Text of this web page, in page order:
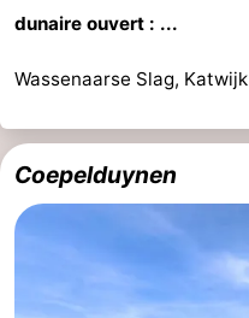
dunaire ouvert : ...
Wassenaarse Slag, Katwijk
Coepelduynen